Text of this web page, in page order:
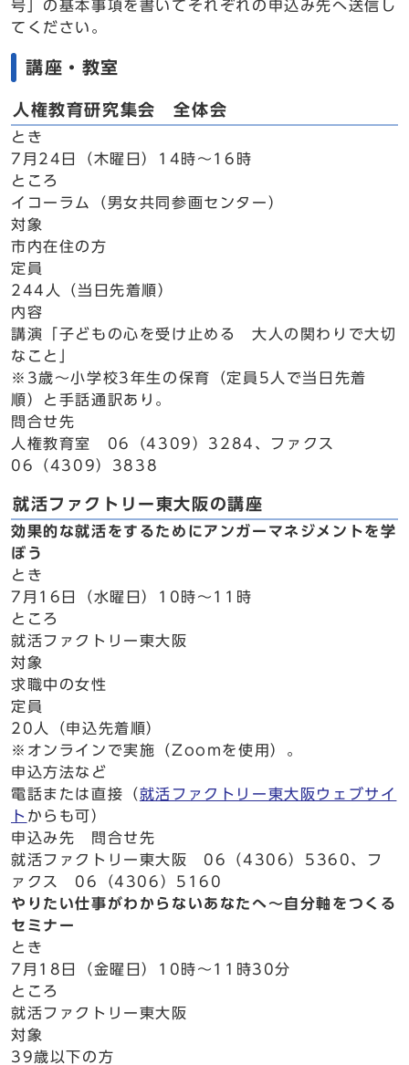
号」の基本事項を書いてそれぞれの申込み先へ送信し
てください。
講座・教室
人権教育研究集会 全体会
とき
7月24日（木曜日）14時～16時
ところ
イコーラム（男女共同参画センター）
対象
市内在住の方
定員
244人（当日先着順）
内容
講演「子どもの心を受け止める 大人の関わりで大切
なこと」
※3歳～小学校3年生の保育（定員5人で当日先着
順）と手話通訳あり。
問合せ先
人権教育室 06（4309）3284、ファクス
06（4309）3838
就活ファクトリー東大阪の講座
効果的な就活をするためにアンガーマネジメントを学
ぼう
とき
7月16日（水曜日）10時～11時
ところ
就活ファクトリー東大阪
対象
求職中の女性
定員
20人（申込先着順）
※オンラインで実施（Zoomを使用）。
申込方法など
電話または直接（就活ファクトリー東大阪ウェブサイ
ト からも可）
申込み先 問合せ先
就活ファクトリー東大阪 06（4306）5360、フ
ァクス 06（4306）5160
やりたい仕事がわからないあなたへ～自分軸をつくる
セミナー
とき
7月18日（金曜日）10時～11時30分
ところ
就活ファクトリー東大阪
対象
39歳以下の方